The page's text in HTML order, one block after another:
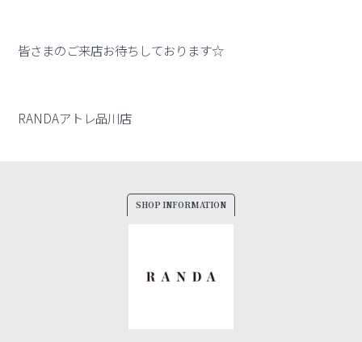
皆さまのご来店お待ちしております☆
RANDAアトレ品川店
SHOP INFORMATION